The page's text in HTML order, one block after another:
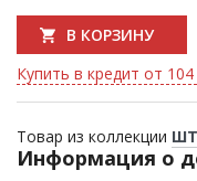
В КОРЗИНУ
Купить в кредит от
Товар из коллекции
Информация о